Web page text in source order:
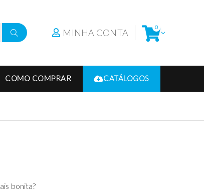
MINHA CONTA 0
COMO COMPRAR CATÁLOGOS
bonita?